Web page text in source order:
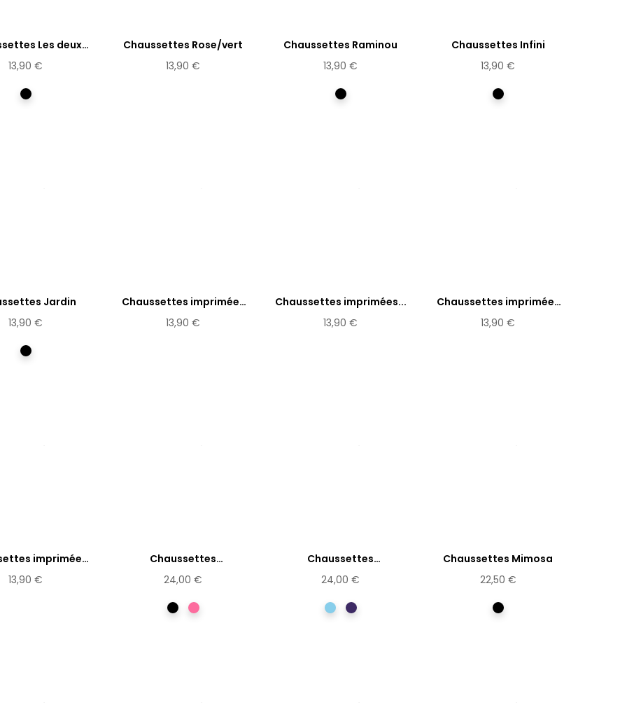
Les deux
sœurs
13,90 €
Multicolore
Chaussettes Rose/vert
13,90 €
Chaussettes Raminou
13,90 €
Multicolore
Chaussettes Infini
13,90 €
Multicolore
Jardin
13,90 €
Multicolore
Chaussettes imprimées
Yule
13,90 €
Chaussettes imprimées...
13,90 €
Chaussettes imprimées
Radha
13,90 €
imprimées
Heidi
13,90 €
Chaussettes
transparentes...
24,00 €
Noir Rose
Chaussettes
transparentes...
24,00 €
Bleu
ciel
Violet
Chaussettes Mimosa
22,50 €
Multicolore